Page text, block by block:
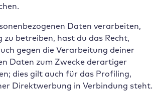
Daten verarbeiten,
betreiben, hast du das Recht,
gegen die Verarbeitung deiner
Daten zum Zwecke derartiger
dies gilt auch für das Profiling,
Direktwerbung in Verbindung steht.